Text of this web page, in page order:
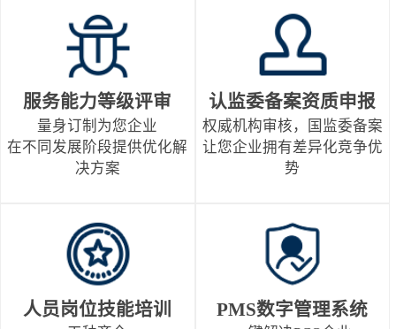
服务能力等级评审
量身订制为您企业
在不同发展阶段提供优化解
决方案
认监委备案资质申报
权威机构审核，国监委备案
让您企业拥有差异化竞争优
势
人员岗位技能培训 PMS数字管理系统